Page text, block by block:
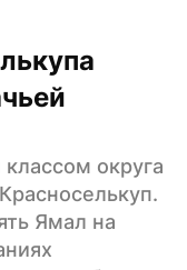
округа
Ямал на